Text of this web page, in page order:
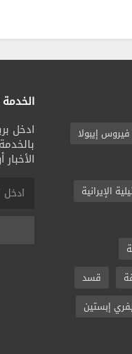
الخدمة
ادخل
فيروس إيبولا
الإيرانية
قسد
إبستين